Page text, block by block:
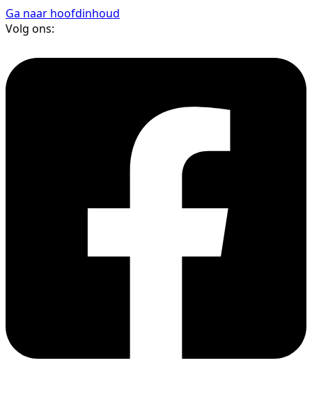
Ga naar hoofdinhoud
Volg ons: